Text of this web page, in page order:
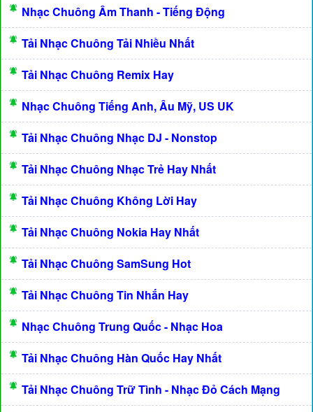
Nhạc Chuông Âm Thanh - Tiếng Động
Tải Nhạc Chuông Tải Nhiều Nhất
Tải Nhạc Chuông Remix Hay
Nhạc Chuông Tiếng Anh, Âu Mỹ, US UK
Tải Nhạc Chuông Nhạc DJ - Nonstop
Tải Nhạc Chuông Nhạc Trẻ Hay Nhất
Tải Nhạc Chuông Không Lời Hay
Tải Nhạc Chuông Nokia Hay Nhất
Tải Nhạc Chuông SamSung Hot
Tải Nhạc Chuông Tin Nhắn Hay
Nhạc Chuông Trung Quốc - Nhạc Hoa
Tải Nhạc Chuông Hàn Quốc Hay Nhất
Tải Nhạc Chuông Trữ Tình - Nhạc Đỏ Cách Mạng